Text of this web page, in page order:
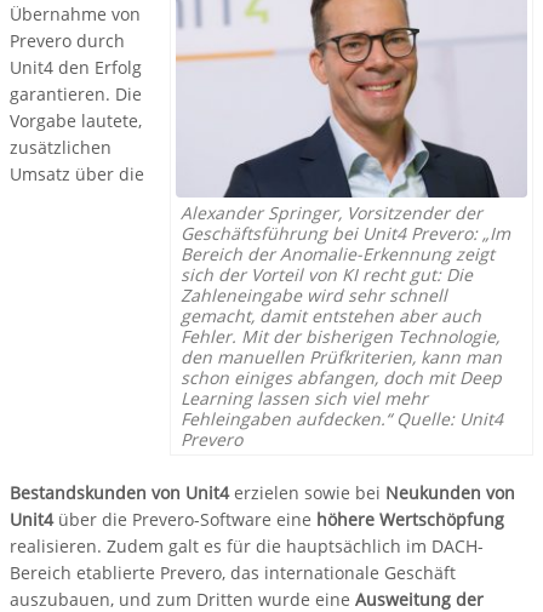
Alexander Springer, Vorsitzender der
Geschäftsführung bei Unit4 Prevero: „Im
Bereich der Anomalie-Erkennung zeigt
sich der Vorteil von KI recht gut: Die
Zahleneingabe wird sehr schnell
gemacht, damit entstehen aber auch
Fehler. Mit der bisherigen Technologie,
den manuellen Prüfkriterien, kann man
schon einiges abfangen, doch mit Deep
Learning lassen sich viel mehr
Fehleingaben aufdecken.“ Quelle: Unit4
Prevero
Übernahme von
Prevero durch
Unit4 den Erfolg
garantieren. Die
Vorgabe lautete,
zusätzlichen
Umsatz über die
Bestandskunden von Unit4erzielen sowie bei Neukunden von
Unit4über die Prevero-Software eine höhere Wertschöpfung
realisieren. Zudem galt es für die hauptsächlich im DACH-
Bereich etablierte Prevero, das internationale Geschäft
auszubauen, und zum Dritten wurde eine Ausweitung der